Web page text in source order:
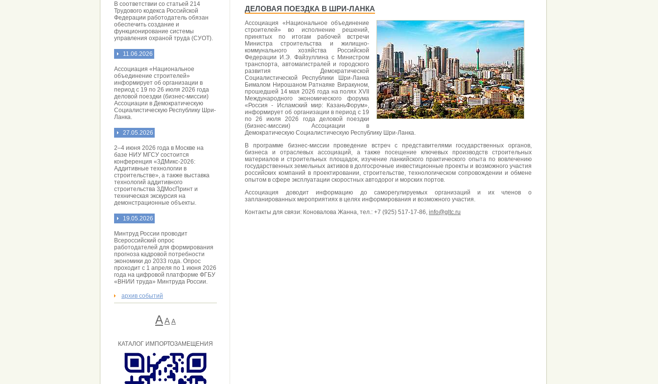
В соответствии со статьей 214
Трудового кодекса Российской
Федерации работодатель обязан
обеспечить создание и
функционирование системы
управления охраной труда (СУОТ).
11.06.2026
Ассоциация «Национальное
объединение строителей»
информирует об организации в
период с 19 по 26 июля 2026 года
деловой поездки (бизнес-миссии)
Ассоциации в Демократическую
Социалистическую Республику Шри-
Ланка.
27.05.2026
2–4 июня 2026 года в Москве на
базе НИУ МГСУ состоится
конференция «3ДМикс-2026:
Аддитивные технологии в
строительстве», а также выставка
технологий аддитивного
строительства 3ДМосПринт и
техническая экскурсия на
демонстрационные объекты.
19.05.2026
Минтруд России проводит
Всероссийский опрос
работодателей для формирования
прогноза кадровой потребности
экономики до 2033 года. Опрос
проходит с 1 апреля по 1 июня 2026
года на цифровой платформе ФГБУ
«ВНИИ труда» Минтруда России.
архив событий
АA А
КАТАЛОГ ИМПОРТОЗАМЕЩЕНИЯ
ДЕЛОВАЯ ПОЕЗДКА В ШРИ-ЛАНКА
Ассоциация «Национальное объединение
строителей» во исполнение решений,
принятых по итогам рабочей встречи
Министра строительства и жилищно-
коммунального хозяйства Российской
Федерации И.Э. Файзуллина с Министром
транспорта, автомагистралей и городского
развития Демократической
Социалистической Республики Шри-Ланка
Бималом Нирошаном Ратнаяке Виракуном,
прошедшей 14 мая 2026 года на полях XVII
Международного экономического форума
«Россия - Исламский мир: КазаньФорум»,
информирует об организации в период с 19
по 26 июля 2026 года деловой поездки
(бизнес-миссии) Ассоциации в
Демократическую Социалистическую Республику Шри-Ланка.
В программе бизнес-миссии проведение встреч с представителями государственных органов,
бизнеса и отраслевых ассоциаций, а также посещение ключевых производств строительных
материалов и строительных площадок, изучение ланкийского практического опыта по вовлечению
государственных земельных активов в долгосрочные инвестиционные проекты и возможного участия
российских компаний в проектировании, строительстве, технологическом сопровождении и обмене
опытом в сфере эксплуатации скоростных автодорог и морских портов.
Ассоциация доводит информацию до саморегулируемых организаций и их членов о
запланированных мероприятиях в целях информирования и возможного участия.
Контакты для связи: Коновалова Жанна, тел.: +7 (925) 517-17-86, info@gltc.ru